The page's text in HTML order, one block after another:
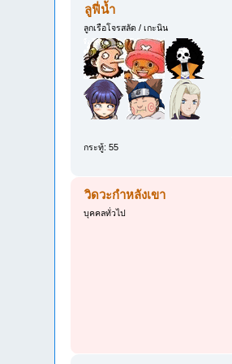
ลูฟี่น้ำ
ลูกเรือโจรสลัด / เกะนิน
กระทู้: 55
วิดวะกำหลังเขา
บุคคลทั่วไป